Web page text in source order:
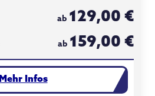
ab 129,00 €
ab 159,00 €
Mehr Infos